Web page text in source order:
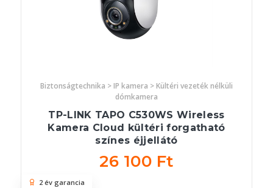
Biztonságtechnika > IP kamera > Kültéri vezeték nélküli
dómkamera
TP-LINK TAPO C530WS Wireless
Kamera Cloud kültéri forgatható
színes éjjellátó
26 100 Ft
2 év garancia